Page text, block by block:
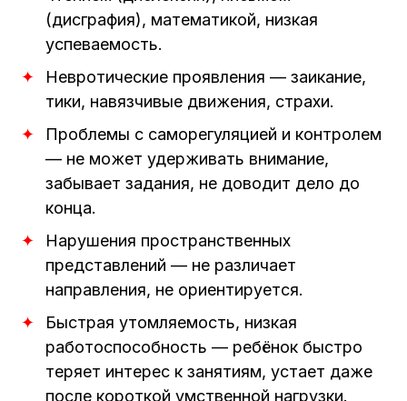
(дисграфия), математикой, низкая
успеваемость.
Невротические проявления — заикание,
тики, навязчивые движения, страхи.
Проблемы с саморегуляцией и контролем
— не может удерживать внимание,
забывает задания, не доводит дело до
конца.
Нарушения пространственных
представлений — не различает
направления, не ориентируется.
Быстрая утомляемость, низкая
работоспособность — ребёнок быстро
теряет интерес к занятиям, устает даже
после короткой умственной нагрузки.